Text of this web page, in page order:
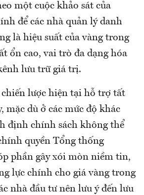
một cuộc khảo sát của
để các nhà quản lý danh
là hiệu suất của vàng trong
ổn cao, vai trò đa dạng hóa
lưu trữ giá trị.
lược hiện tại hỗ trợ tất
mặc dù ở các mức độ khác
định chính sách không thể
quyền Tổng thống
phần gây xói mòn niềm tin,
lực chính cho giá vàng trong
nhà đầu tư nên lưu ý đến lưu